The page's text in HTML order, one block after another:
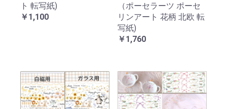
ト 転写紙)
￥1,100
（ポーセラーツ ポーセ
リンアート 花柄 北欧 転
写紙)
￥1,760